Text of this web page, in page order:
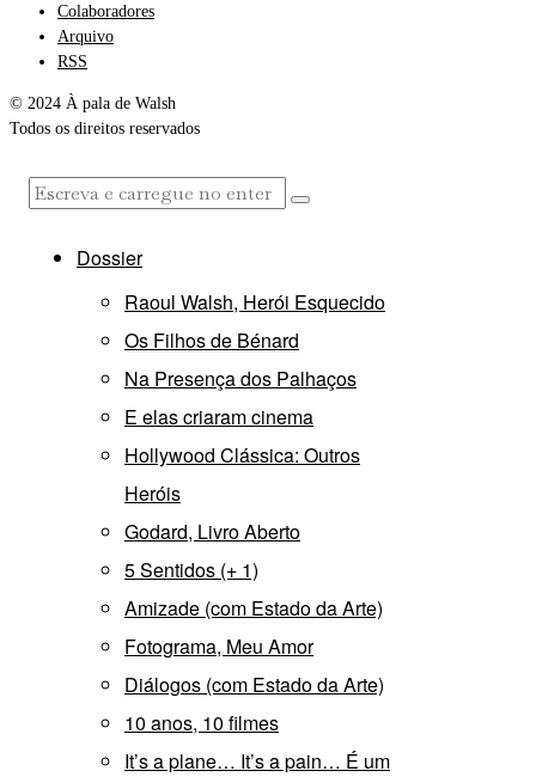
Colaboradores
Arquivo
RSS
© 2024 À pala de Walsh
Todos os direitos reservados
Dossier
Raoul Walsh, Herói Esquecido
Os Filhos de Bénard
Na Presença dos Palhaços
E elas criaram cinema
Hollywood Clássica: Outros
Heróis
Godard, Livro Aberto
5 Sentidos (+ 1)
Amizade (com Estado da Arte)
Fotograma, Meu Amor
Diálogos (com Estado da Arte)
10 anos, 10 filmes
It’s a plane… It’s a pain… É um